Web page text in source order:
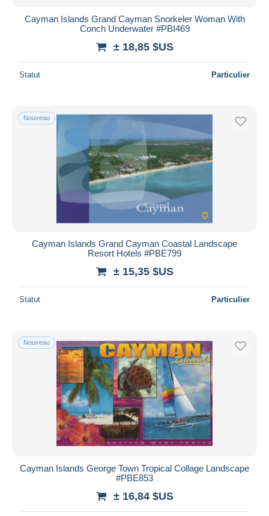
Cayman Islands Grand Cayman Snorkeler Woman With
Conch Underwater #PBI469
± 18,85 $US
Statut Particulier
Nouveau
Cayman Islands Grand Cayman Coastal Landscape
Resort Hotels #PBE799
± 15,35 $US
Statut Particulier
Nouveau
Cayman Islands George Town Tropical Collage Landscape
#PBE853
± 16,84 $US